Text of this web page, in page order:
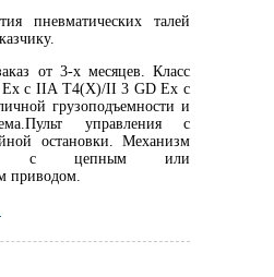
пневматических талей
от 3-х месяцев. Класс
c IIA T4(X)/II 3 GD Ex c
грузоподъемности и
управления с
остановки. Механизм
с цепным или
приводом.